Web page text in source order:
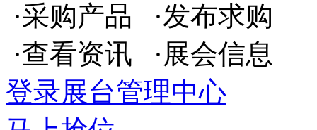
·采购产品 ·发布求购
·查看资讯 ·展会信息
登录展台管理中心